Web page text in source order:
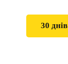
30